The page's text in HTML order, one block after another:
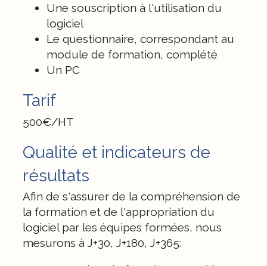
Une souscription à l'utilisation du
logiciel
Le questionnaire, correspondant au
module de formation, complété
Un PC
Tarif
500€/HT
Qualité et indicateurs de
résultats
Afin de s'assurer de la compréhension de
la formation et de l'appropriation du
logiciel par les équipes formées, nous
mesurons à J+30, J+180, J+365: